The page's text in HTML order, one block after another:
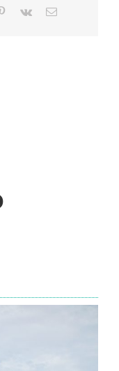
Pinterest
Vk Email: